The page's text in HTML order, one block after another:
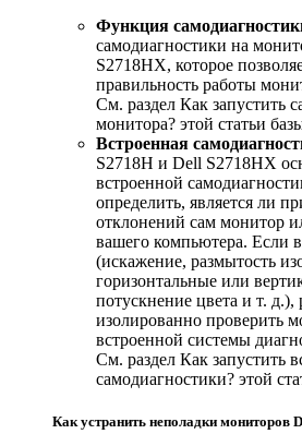
Функция
самодиагностики на
S2718HX, которое
правильность работы
См. раздел Как запустить
монитора? этой статьи
Встроенная
S2718H и Dell S2718HX
встроенной
определить, является ли
отклонений сам монитор
вашего компьютера. Если
(искажение, размытость
горизонтальные или
потускнение цвета и т. д.),
изолированно проверить
встроенной системы
См. раздел Как запустить
самодиагностики? этой
Как устранить неполадки мониторов